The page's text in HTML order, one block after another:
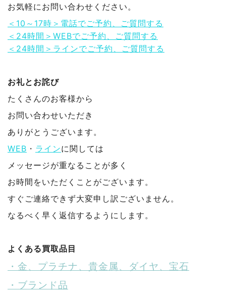
お気軽にお問い合わせください。
＜10～17時＞電話でご予約、ご質問する
＜24時間＞WEBでご予約、ご質問する
＜24時間＞ラインでご予約、ご質問する
お礼とお詫び
たくさんのお客様から
お問い合わせいただき
ありがとうございます。
WEB ・ ラインに関しては
メッセージが重なることが多く
お時間をいただくことがございます。
すぐご連絡できず大変申し訳ございません。
なるべく早く返信するようにします。
よくある買取品目
・金、プラチナ、貴金属、ダイヤ、宝石
・ブランド品